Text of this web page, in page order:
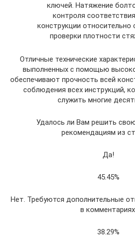
ключей. Натяжение
контроля
конструкции относительно
проверки плотности
Отличные технические
выполненных с помощью
обеспечивают прочность всей
соблюдения всех инструкций,
служить многие
Удалось ли Вам решить
рекомендациям из
Да!
45.45%
Нет. Требуются дополнительные
в
38.29%